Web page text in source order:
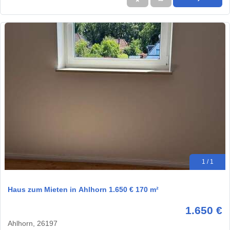
1 / 1
Haus zum Mieten in Ahlhorn 1.650 € 170 m²
1.650 €
Ahlhorn, 26197